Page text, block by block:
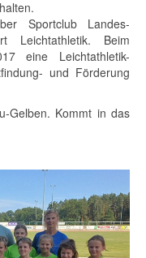
Sportclub Landes-
Leichtathletik. Beim
eine Leichtathletik-
und Förderung
Gelben. Kommt in das